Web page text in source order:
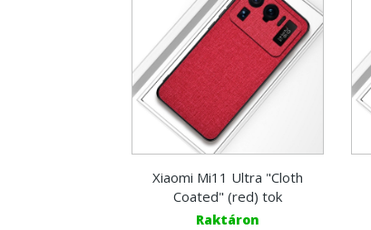
Xiaomi Mi11 Ultra "Cloth
Coated" (red) tok
Raktáron